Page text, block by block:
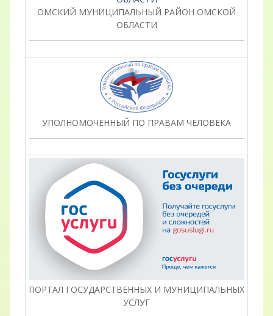
ОМСКИЙ МУНИЦИПАЛЬНЫЙ РАЙОН ОМСКОЙ
ОБЛАСТИ
УПОЛНОМОЧЕННЫЙ ПО ПРАВАМ ЧЕЛОВЕКА
ПОРТАЛ ГОСУДАРСТВЕННЫХ И МУНИЦИПАЛЬНЫХ
УСЛУГ